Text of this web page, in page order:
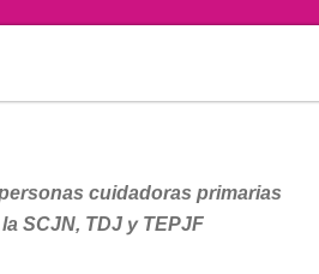
cuidadoras primarias
SCJN, TDJ y TEPJF